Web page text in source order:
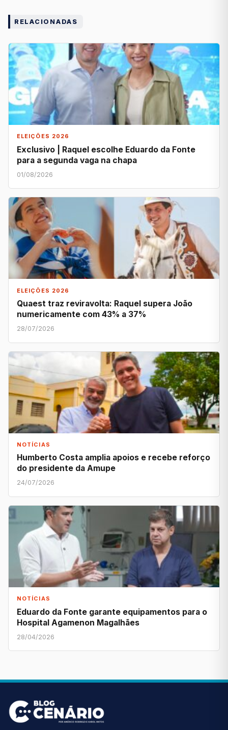
RELACIONADAS
ELEIÇÕES 2026
Exclusivo | Raquel escolhe Eduardo da Fonte
para a segunda vaga na chapa
01/08/2026
ELEIÇÕES 2026
Quaest traz reviravolta: Raquel supera João
numericamente com 43% a 37%
28/07/2026
NOTÍCIAS
Humberto Costa amplia apoios e recebe reforço
do presidente da Amupe
24/07/2026
NOTÍCIAS
Eduardo da Fonte garante equipamentos para o
Hospital Agamenon Magalhães
28/04/2026